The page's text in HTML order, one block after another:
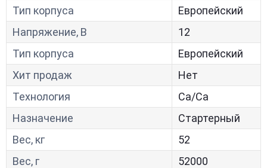
Тип корпуса
Европейский
Напряжение, В
12
Тип корпуса
Европейский
Хит продаж
Нет
Технология
Са/Са
Назначение
Стартерный
Вес, кг
52
Вес, г
52000